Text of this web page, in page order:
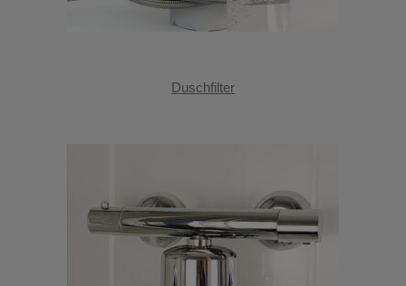
Duschfilter